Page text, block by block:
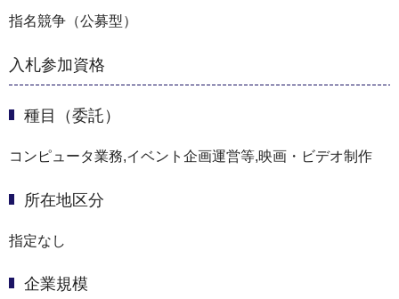
指名競争（公募型）
入札参加資格
種目（委託）
コンピュータ業務,イベント企画運営等,映画・ビデオ制作
所在地区分
指定なし
企業規模